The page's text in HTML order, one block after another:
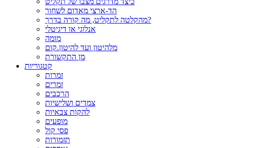
הד-ארצי מאדום לשחור
מהקלטה לתקליט, מה קורה בדרך?
אנלוגי או דיגיטלי
מומה
מלהיטון ועד להיטון.קום
מן התקשורת
קטגוריות
זמרות
זמרים
הרכבים
צמדים ושלישיות
להקות צבאיות
מופעים
פסי קול
תזמורות